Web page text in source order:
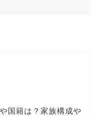
国籍は？家族構成や